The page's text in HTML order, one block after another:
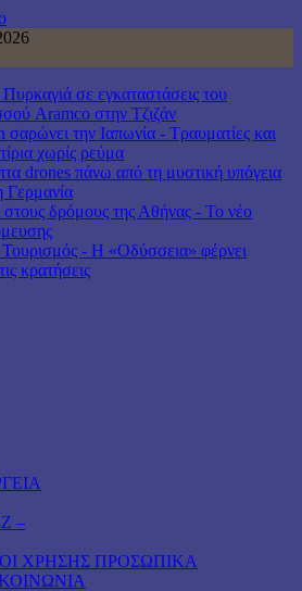
σε εγκαταστάσεις του
Aramco στην Τζιζάν
την Ιαπωνία - Τραυματίες και
χωρίς ρεύμα
drones πάνω από τη μυστική υπόγεια
Γερμανία
στους δρόμους της Αθήνας - Το νέο
- Η «Οδύσσεια» φέρνει
κρατήσεις
–
ΧΡΗΣΗΣ ΠΡΟΣΩΠΙΚΑ